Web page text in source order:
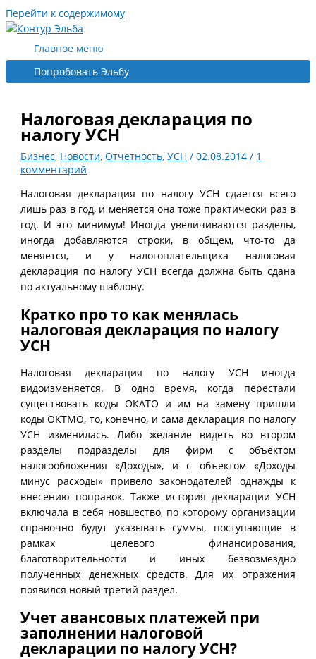
Перейти к содержимому
Главное меню
Попробовать Эльбу
Налоговая декларация по
налогу УСН
Бизнес, Новости,Отчетность,УСН /02.08.2014/ 1
комментарий
Налоговая декларация по налогу УСН сдается всего
лишь раз в год, и меняется она тоже практически раз в
год. И это минимум! Иногда увеличиваются разделы,
иногда добавляются строки, в общем, что-то да
меняется, и у налогоплательщика налоговая
декларация по налогу УСН всегда должна быть сдана
по актуальному шаблону.
Кратко про то как менялась
налоговая декларация по налогу
УСН
Налоговая декларация по налогу УСН иногда
видоизменяется. В одно время, когда перестали
существовать коды ОКАТО и им на замену пришли
коды ОКТМО, то, конечно, и сама декларация по налогу
УСН изменилась. Либо желание видеть во втором
разделы подразделы для фирм с объектом
налогообложения «Доходы», и с объектом «Доходы
минус расходы» привело законодателей однажды к
внесению поправок. Также история декларации УСН
включала в себя новшество, по которому организации
справочно будут указывать суммы, поступающие в
рамках целевого финансирования,
благотворительности и иных безвозмездно
полученных денежных средств. Для их отражения
появился новый третий раздел.
Учет авансовых платежей при
заполнении налоговой
декларации по налогу УСН?